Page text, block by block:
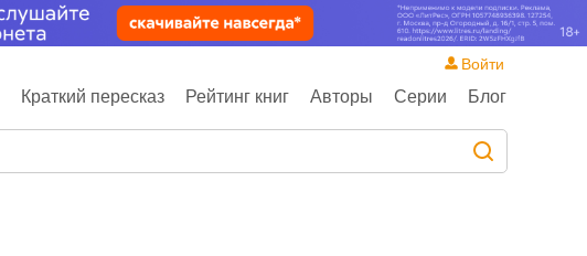
Краткий пересказ Рейтинг книг Авторы Серии Блог
Войти